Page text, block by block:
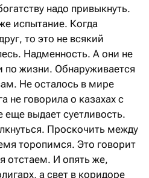
надо привыкнуть.
испытание. Когда
то это не всякий
Надменность. А они не
по жизни. Обнаруживается
Не осталось в мире
не говорила о казахах с
выдает суетливость.
Проскочить между
торопимся. Это говорит
отстаем. И опять же,
а свет в коридоре